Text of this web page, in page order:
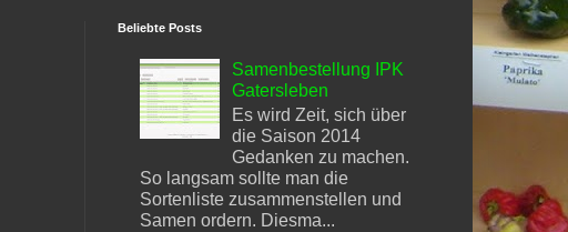
Beliebte Posts
Samenbestellung IPK
Gatersleben
Es wird Zeit, sich über
die Saison 2014
Gedanken zu machen.
So langsam sollte man die
Sortenliste zusammenstellen und
Samen ordern. Diesma...